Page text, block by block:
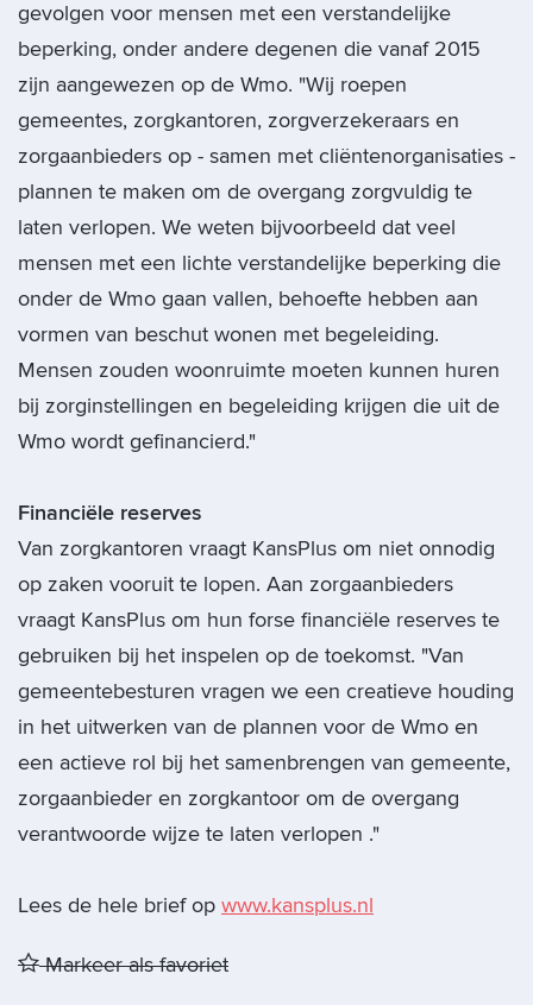
gevolgen voor mensen met een verstandelijke
beperking, onder andere degenen die vanaf 2015
zijn aangewezen op de Wmo. "Wij roepen
gemeentes, zorgkantoren, zorgverzekeraars en
zorgaanbieders op - samen met cliëntenorganisaties -
plannen te maken om de overgang zorgvuldig te
laten verlopen. We weten bijvoorbeeld dat veel
mensen met een lichte verstandelijke beperking die
onder de Wmo gaan vallen, behoefte hebben aan
vormen van beschut wonen met begeleiding.
Mensen zouden woonruimte moeten kunnen huren
bij zorginstellingen en begeleiding krijgen die uit de
Wmo wordt gefinancierd."
Financiële reserves
Van zorgkantoren vraagt KansPlus om niet onnodig
op zaken vooruit te lopen. Aan zorgaanbieders
vraagt KansPlus om hun forse financiële reserves te
gebruiken bij het inspelen op de toekomst. "Van
gemeentebesturen vragen we een creatieve houding
in het uitwerken van de plannen voor de Wmo en
een actieve rol bij het samenbrengen van gemeente,
zorgaanbieder en zorgkantoor om de overgang
verantwoorde wijze te laten verlopen ."
Lees de hele brief op www.kansplus.nl
Markeer als favoriet